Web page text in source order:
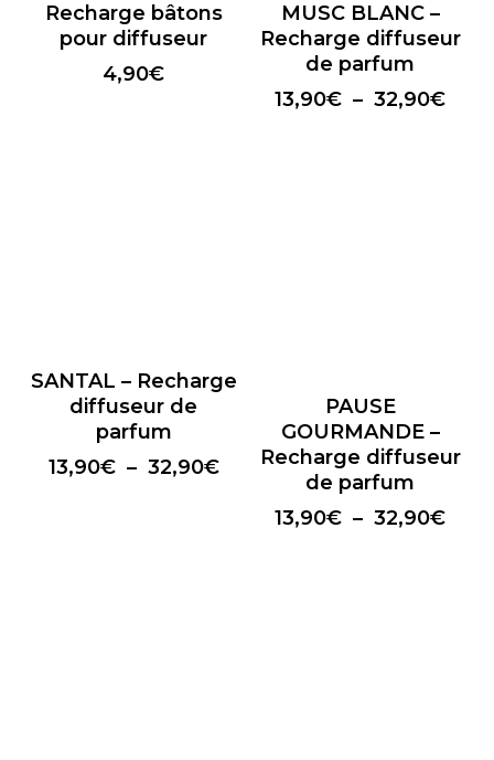
Recharge bâtons
pour diffuseur
4,90€
MUSC BLANC –
Recharge diffuseur
de parfum
13,90€ – 32,90€
SANTAL – Recharge
diffuseur de
parfum
13,90€ – 32,90€Plage
PAUSE
GOURMANDE –
Recharge diffuseur
de parfum
13,90€ – 32,90€